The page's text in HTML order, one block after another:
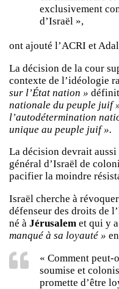
exclusivement
d’Israël »,
ont ajouté l’ACRI et
La décision de la cour
contexte de l’idéologie
sur l’État nation »
nationale du peuple juif
l’autodétermination
unique au peuple juif ».
La décision devrait
général d’Israël de
pacifier la moindre
Israël cherche à
défenseur des droits de
né à Jérusalem et qui y
manqué à sa loyauté »
« Comment peut-
soumise et
promette d’être